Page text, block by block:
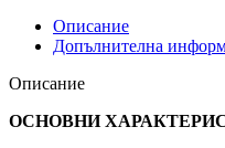
Описание
Допълнителна
Описание
ОСНОВНИ